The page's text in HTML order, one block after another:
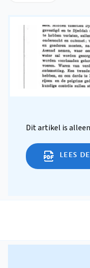
Dit artikel is
LEES